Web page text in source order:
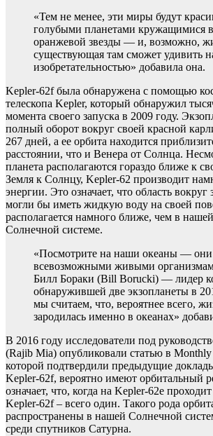
«Тем не менее, эти миры будут
голубыми планетами кружащимися
оранжевой звезды — и, возможно,
существующая там сможет удивить
изобретательностью» добавила она.
Kepler-62f была обнаружена с помощью
телескопа Kepler, который обнаружил
момента своего запуска в 2009 году.
полный оборот вокруг своей красной
267 дней, а ее орбита находится
расстоянии, что и Венера от Солнца.
планета располагаются гораздо ближе к
Земля к Солнцу, Kepler-62 производит
энергии. Это означает, что область вокруг
могли бы иметь жидкую воду на своей
располагается намного ближе, чем в
Солнечной системе.
«Посмотрите на наши океаны —
всевозможными живыми
Билл Бораки (Bill Borucki) — лидер
обнаружившей две экзопланеты в
мы считаем, что, вероятнее всего,
зародилась именно в океанах»
В 2016 году исследователи под
(Rajib Mia) опубликовали статью в
которой подтвердили предыдущие
Kepler-62f, вероятно имеют орбитальный
означает, что, когда на Kepler-62e
Kepler-62f – всего один. Такого рода
распространены в нашей Солнечной
среди спутников Сатурна.